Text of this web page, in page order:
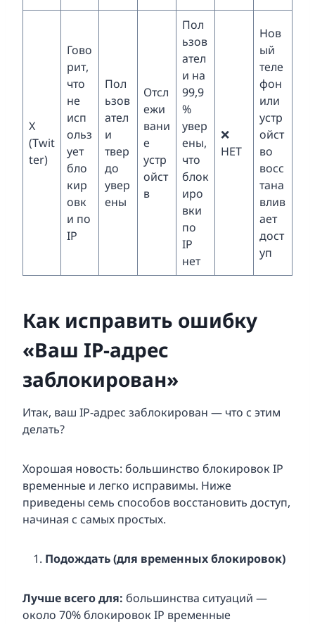
X
(Twit
ter)
Гово
рит,
что
не
исп
ольз
ует
бло
кир
овк
и по
IP
Пол
ьзов
ател
и
твер
до
увер
ены
Отсл
ежи
вани
е
устр
ойст
в
Пол
ьзов
ател
и на
99,9
%
увер
ены,
что
блок
иро
вки
по
IP
нет
❌
НЕТ
Нов
ый
теле
фон
или
устр
ойст
во
восс
тана
влив
ает
дост
уп
Как исправить ошибку
«Ваш IP-адрес
заблокирован»
Итак, ваш IP-адрес заблокирован — что с этим
делать?
Хорошая новость: большинство блокировок IP
временные и легко исправимы. Ниже
приведены семь способов восстановить доступ,
начиная с самых простых.
Подождать (для временных блокировок)
Лучше всего для: большинства ситуаций —
около 70% блокировок IP временные